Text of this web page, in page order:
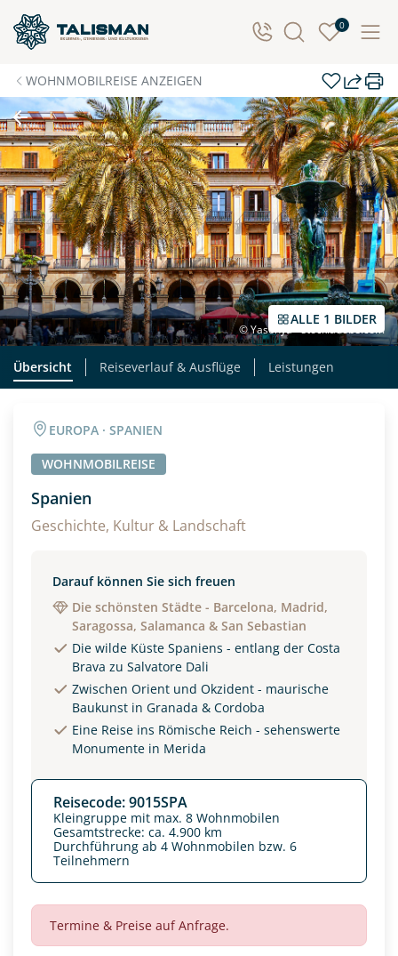
0
WOHNMOBILREISE ANZEIGEN
ALLE 1 BILDER
© Yasonya - stock.adobe.com
Übersicht Reiseverlauf & Ausflüge Leistungen
EUROPA · SPANIEN
WOHNMOBILREISE
Spanien
Geschichte, Kultur & Landschaft
Darauf können Sie sich freuen
Die schönsten Städte - Barcelona, Madrid,
Saragossa, Salamanca & San Sebastian
Die wilde Küste Spaniens - entlang der Costa
Brava zu Salvatore Dali
Zwischen Orient und Okzident - maurische
Baukunst in Granada & Cordoba
Eine Reise ins Römische Reich - sehenswerte
Monumente in Merida
Reisecode: 9015SPA
Kleingruppe mit max. 8 Wohnmobilen
Gesamtstrecke: ca. 4.900 km
Durchführung ab 4 Wohnmobilen bzw. 6
Teilnehmern
Termine & Preise auf Anfrage.